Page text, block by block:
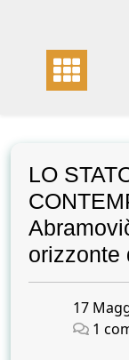
LO
orizzonte
Posted
on
17
1